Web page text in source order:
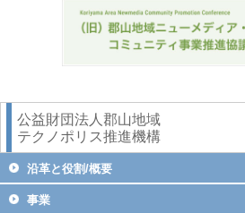
公益財団法人郡山地域
テクノポリス推進機構
沿革と役割/概要
事業